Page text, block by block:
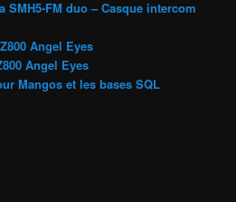
SMH5-FM duo – Casque intercom
Angel Eyes
Angel Eyes
Mangos et les bases SQL